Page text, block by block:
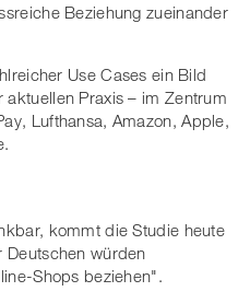
Beziehung zueinander
Use Cases ein Bild
Praxis – im Zentrum
Lufthansa, Amazon, Apple,
kommt die Studie heute
Deutschen würden
Shops beziehen".